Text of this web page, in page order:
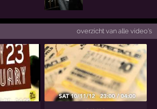
overzicht van alle video's